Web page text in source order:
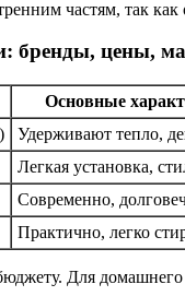
частям, так
бренды, цены,
Основные
Удерживают тепло,
Легкая установка,
Современно,
Практично, легко
Для